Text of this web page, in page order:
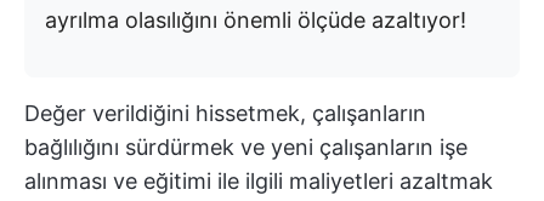
ayrılma olasılığını önemli ölçüde azaltıyor!
Değer verildiğini hissetmek, çalışanların
bağlılığını sürdürmek ve yeni çalışanların işe
alınması ve eğitimi ile ilgili maliyetleri azaltmak